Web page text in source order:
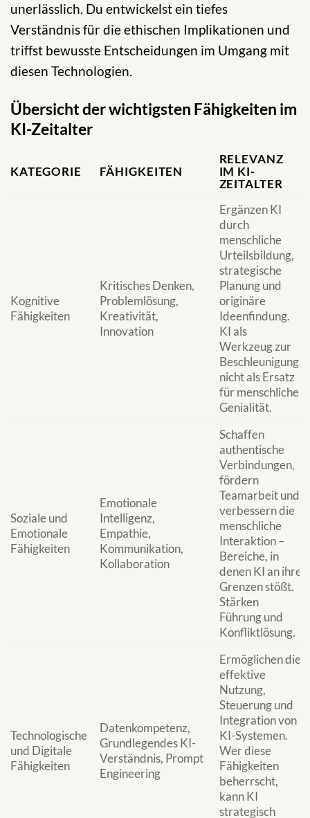
unerlässlich. Du entwickelst ein tiefes
Verständnis für die ethischen Implikationen und
triffst bewusste Entscheidungen im Umgang mit
diesen Technologien.
Übersicht der wichtigsten Fähigkeiten im
KI-Zeitalter
KATEGORIE FÄHIGKEITEN
RELEVANZ
IM KI-
ZEITALTER
Kognitive
Fähigkeiten
Kritisches Denken,
Problemlösung,
Kreativität,
Innovation
Ergänzen KI
durch
menschliche
Urteilsbildung,
strategische
Planung und
originäre
Ideenfindung.
KI als
Werkzeug zur
Beschleunigung,
nicht als Ersatz
für menschliche
Genialität.
Soziale und
Emotionale
Fähigkeiten
Emotionale
Intelligenz,
Empathie,
Kommunikation,
Kollaboration
Schaffen
authentische
Verbindungen,
fördern
Teamarbeit und
verbessern die
menschliche
Interaktion –
Bereiche, in
denen KI an ihre
Grenzen stößt.
Stärken
Führung und
Konfliktlösung.
Technologische
und Digitale
Fähigkeiten
Datenkompetenz,
Grundlegendes KI-
Verständnis, Prompt
Engineering
Ermöglichen die
effektive
Nutzung,
Steuerung und
Integration von
KI-Systemen.
Wer diese
Fähigkeiten
beherrscht,
kann KI
strategisch